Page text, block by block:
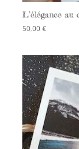
L’élégance au
50,00 €